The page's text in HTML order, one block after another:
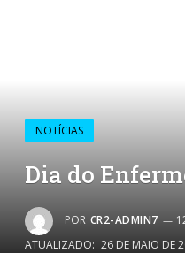
NOTÍCIAS
Dia do
POR CR2-ADMIN7
ATUALIZADO: 26 DE MAIO DE